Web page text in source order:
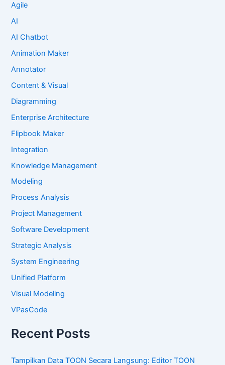
Agile
AI
AI Chatbot
Animation Maker
Annotator
Content & Visual
Diagramming
Enterprise Architecture
Flipbook Maker
Integration
Knowledge Management
Modeling
Process Analysis
Project Management
Software Development
Strategic Analysis
System Engineering
Unified Platform
Visual Modeling
VPasCode
Recent Posts
Tampilkan Data TOON Secara Langsung: Editor TOON